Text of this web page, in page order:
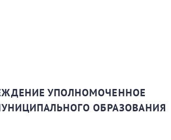
УПОЛНОМОЧЕННОЕ
ОБРАЗОВАНИЯ